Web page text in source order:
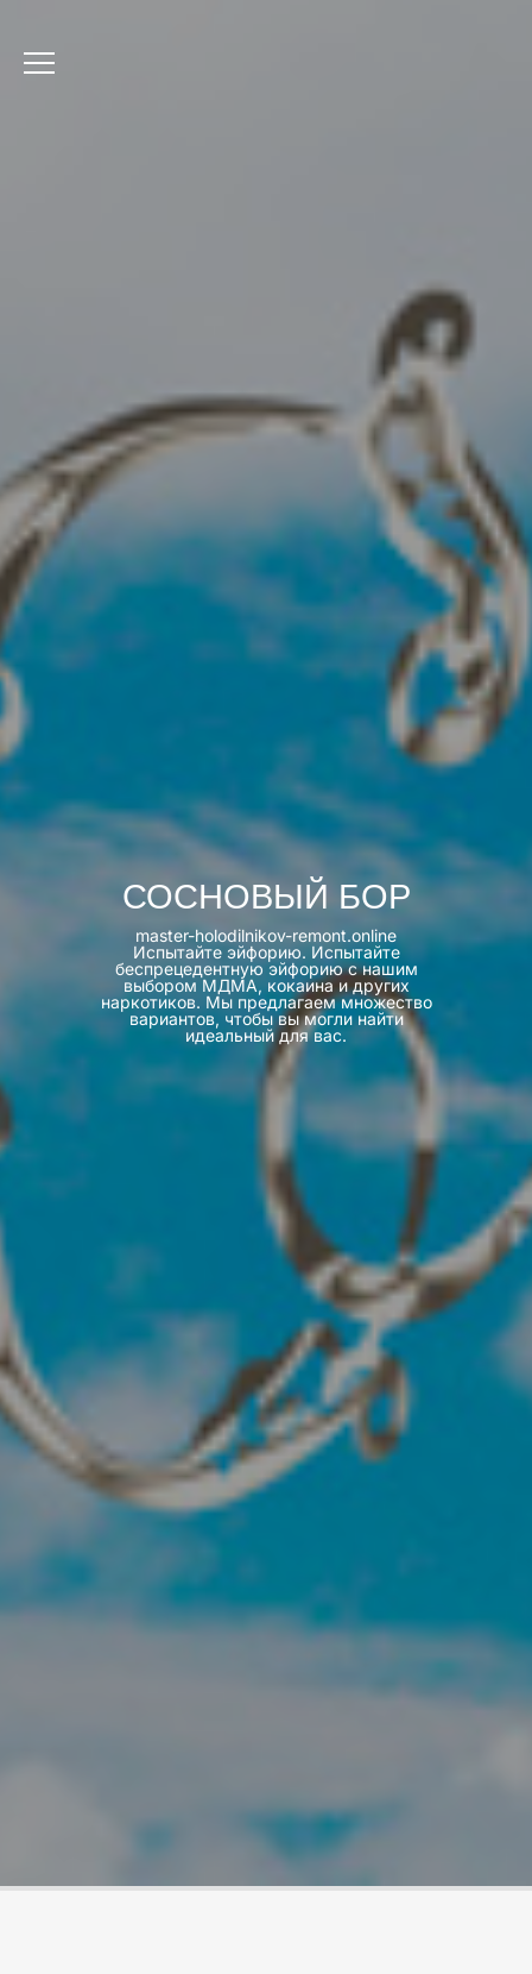
СОСНОВЫЙ БОР
master-holodilnikov-remont.online
Испытайте эйфорию. Испытайте
беспрецедентную эйфорию с нашим
выбором МДМА, кокаина и других
наркотиков. Мы предлагаем множество
вариантов, чтобы вы могли найти
идеальный для вас.